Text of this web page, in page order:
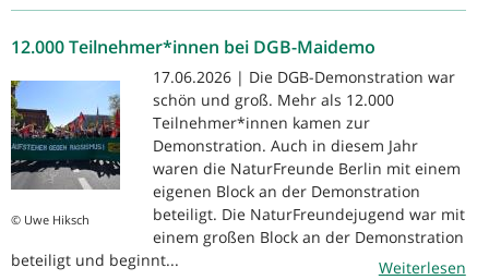
12.000 Teilnehmer*innen bei DGB-Maidemo
© Uwe Hiksch
17.06.2026 | Die DGB-Demonstration war
schön und groß. Mehr als 12.000
Teilnehmer*innen kamen zur
Demonstration. Auch in diesem Jahr
waren die NaturFreunde Berlin mit einem
eigenen Block an der Demonstration
beteiligt. Die NaturFreundejugend war mit
einem großen Block an der Demonstration
beteiligt und beginnt...
Weiterlesen